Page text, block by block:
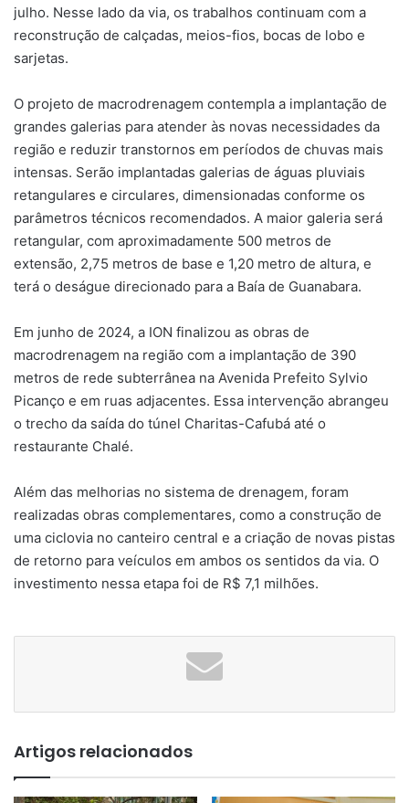
julho. Nesse lado da via, os trabalhos continuam com a
reconstrução de calçadas, meios-fios, bocas de lobo e
sarjetas.
O projeto de macrodrenagem contempla a implantação de
grandes galerias para atender às novas necessidades da
região e reduzir transtornos em períodos de chuvas mais
intensas. Serão implantadas galerias de águas pluviais
retangulares e circulares, dimensionadas conforme os
parâmetros técnicos recomendados. A maior galeria será
retangular, com aproximadamente 500 metros de
extensão, 2,75 metros de base e 1,20 metro de altura, e
terá o deságue direcionado para a Baía de Guanabara.
Em junho de 2024, a ION finalizou as obras de
macrodrenagem na região com a implantação de 390
metros de rede subterrânea na Avenida Prefeito Sylvio
Picanço e em ruas adjacentes. Essa intervenção abrangeu
o trecho da saída do túnel Charitas-Cafubá até o
restaurante Chalé.
Além das melhorias no sistema de drenagem, foram
realizadas obras complementares, como a construção de
uma ciclovia no canteiro central e a criação de novas pistas
de retorno para veículos em ambos os sentidos da via. O
investimento nessa etapa foi de R$ 7,1 milhões.
Artigos relacionados